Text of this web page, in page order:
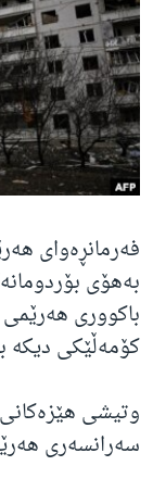
ژیان لە فەرهەنگدا
English
FOLLOW US
زمانه‌کان
فەرمانڕەوای
بەهۆی
باکووری
کۆمەڵێکی دیکە
سەرانسەری